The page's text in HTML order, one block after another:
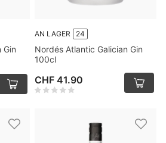
Gin
AN LAGER 24
Nordés Atlantic Galician Gin
100cl
CHF 41.90